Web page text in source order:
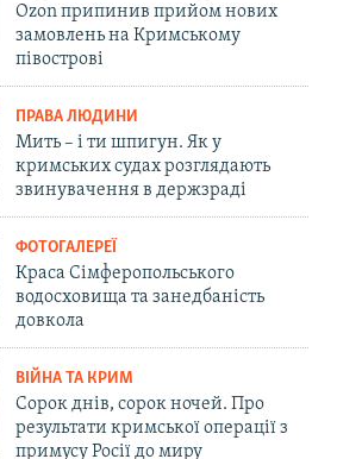
Ozon припинив прийом нових
замовлень на Кримському
півострові
ПРАВА ЛЮДИНИ
Мить – і ти шпигун. Як у
кримських судах розглядають
звинувачення в держзраді
ФОТОГАЛЕРЕЇ
Краса Сімферопольського
водосховища та занедбаність
довкола
ВІЙНА ТА КРИМ
Сорок днів, сорок ночей. Про
результати кримської операції з
примусу Росії до миру